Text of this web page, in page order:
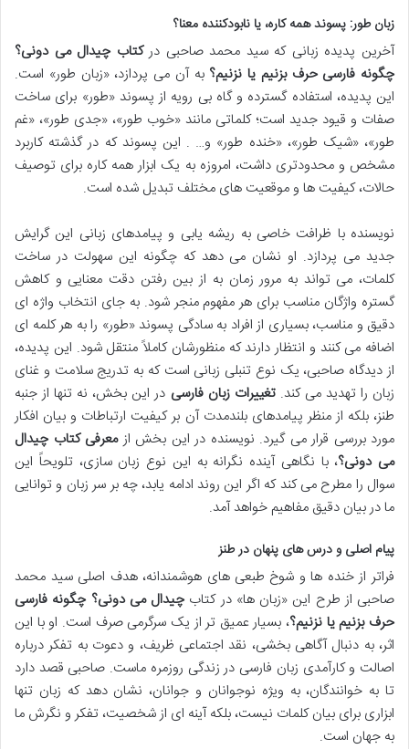
زبان طور: پسوند همه کاره، یا نابودکننده معنا؟
آخرین پدیده زبانی که سید محمد صاحبی درکتاب چیدال می دونی؟
چگونه فارسی حرف بزنیم یا نزنیم؟ به آن می پردازد، «زبان طور» است.
این پدیده، استفاده گسترده و گاه بی رویه از پسوند «طور» برای ساخت
صفات و قیود جدید است؛ کلماتی مانند «خوب طور»، «جدی طور»، «غم
طور»، «شیک طور»، «خنده طور» و… . این پسوند که در گذشته کاربرد
مشخص و محدودتری داشت، امروزه به یک ابزار همه کاره برای توصیف
حالات، کیفیت ها و موقعیت های مختلف تبدیل شده است.
نویسنده با ظرافت خاصی به ریشه یابی و پیامدهای زبانی این گرایش
جدید می پردازد. او نشان می دهد که چگونه این سهولت در ساخت
کلمات، می تواند به مرور زمان به از بین رفتن دقت معنایی و کاهش
گستره واژگان مناسب برای هر مفهوم منجر شود. به جای انتخاب واژه ای
دقیق و مناسب، بسیاری از افراد به سادگی پسوند «طور» را به هر کلمه ای
اضافه می کنند و انتظار دارند که منظورشان کاملاً منتقل شود. این پدیده،
از دیدگاه صاحبی، یک نوع تنبلی زبانی است که به تدریج سلامت و غنای
زبان را تهدید می کند.تغییرات زبان فارسی در این بخش، نه تنها از جنبه
طنز، بلکه از منظر پیامدهای بلندمدت آن بر کیفیت ارتباطات و بیان افکار
مورد بررسی قرار می گیرد. نویسنده در این بخش ازمعرفی کتاب چیدال
می دونی؟، با نگاهی آینده نگرانه به این نوع زبان سازی، تلویحاً این
سوال را مطرح می کند که اگر این روند ادامه یابد، چه بر سر زبان و توانایی
ما در بیان دقیق مفاهیم خواهد آمد.
پیام اصلی و درس های پنهان در طنز
فراتر از خنده ها و شوخ طبعی های هوشمندانه، هدف اصلی سید محمد
صاحبی از طرح این «زبان ها» در کتابچیدال می دونی؟ چگونه فارسی
حرف بزنیم یا نزنیم؟، بسیار عمیق تر از یک سرگرمی صرف است. او با این
اثر، به دنبال آگاهی بخشی، نقد اجتماعی ظریف، و دعوت به تفکر درباره
اصالت و کارآمدی زبان فارسی در زندگی روزمره ماست. صاحبی قصد دارد
تا به خوانندگان، به ویژه نوجوانان و جوانان، نشان دهد که زبان تنها
ابزاری برای بیان کلمات نیست، بلکه آینه ای از شخصیت، تفکر و نگرش ما
به جهان است.